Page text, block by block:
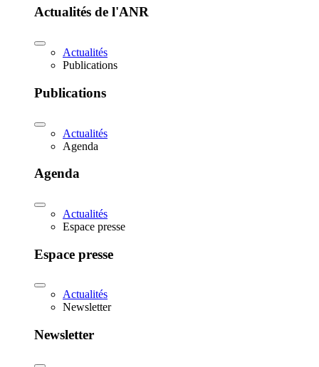
Actualités de l'ANR
Actualités
Publications
Publications
Actualités
Agenda
Agenda
Actualités
Espace presse
Espace presse
Actualités
Newsletter
Newsletter